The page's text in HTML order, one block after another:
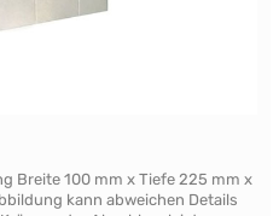
Breite 100 mm x Tiefe 225 mm x
kann abweichen Details